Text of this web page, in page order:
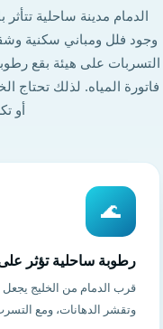
الدمام مدينة ساحلية
وجود فلل ومباني سكنية
التسربات على هيئة بقع
فاتورة المياه. لذلك تحتاج
أو
🌊
رطوبة ساحلية تؤثر
قرب الدمام من الخليج
وتقشر الدهانات، ومع